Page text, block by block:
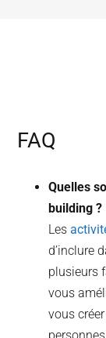
FAQ
Quelles
building ?
Les
d’inclure
plusieurs
vous
vous